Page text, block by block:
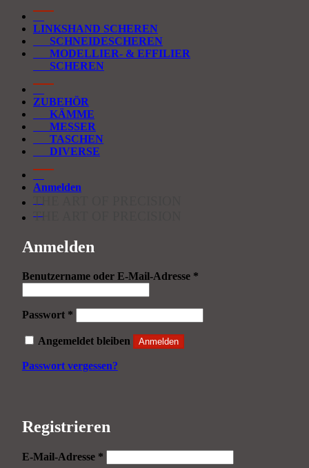
LINKSHAND SCHEREN
SCHNEIDESCHEREN
MODELLIER- & EFFILIER
SCHEREN
ZUBEHÖR
KÄMME
MESSER
TASCHEN
DIVERSE
Anmelden
THE ART OF PRECISION
THE ART OF PRECISION
Anmelden
Benutzername oder E-Mail-Adresse *Erforderlich
Passwort *Erforderlich
Angemeldet bleiben Anmelden
Passwort vergessen?
Registrieren
E-Mail-Adresse *Erforderlich